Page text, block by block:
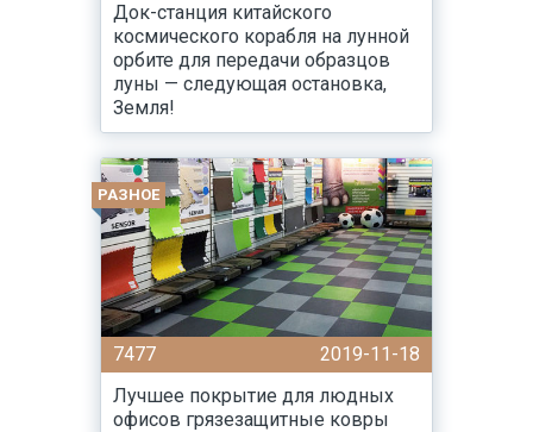
Док-станция китайского
космического корабля на лунной
орбите для передачи образцов
луны — следующая остановка,
Земля!
РАЗНОЕ
7477
2019-11-18
Лучшее покрытие для людных
офисов грязезащитные ковры